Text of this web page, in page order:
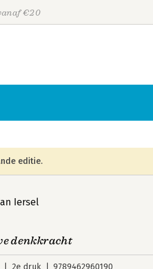
€20
editie.
Iersel
denkkracht
2e druk 9789462960190
Personen
Trefwoorden